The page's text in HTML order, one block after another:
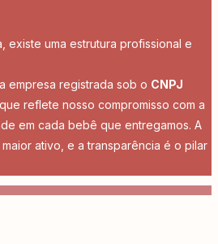
existe uma estrutura profissional e
empresa registrada sob o CNPJ
que reflete nosso compromisso com a
em cada bebê que entregamos. A
ativo, e a transparência é o pilar